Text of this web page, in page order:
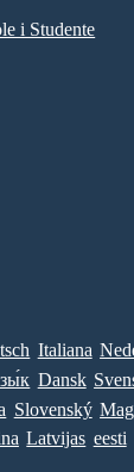
i Studente
Italiana
Dansk
Slovenský
Latvijas eesti